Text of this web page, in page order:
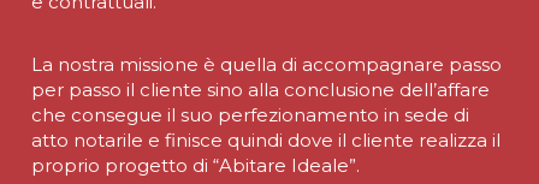
La nostra missione è quella di accompagnare passo
per passo il cliente sino alla conclusione dell’affare
che consegue il suo perfezionamento in sede di
atto notarile e finisce quindi dove il cliente realizza il
proprio progetto di “Abitare Ideale”.